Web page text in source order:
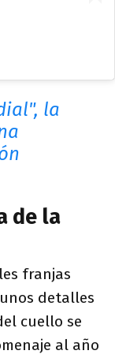
la
de la
franjas
detalles
cuello se
al año